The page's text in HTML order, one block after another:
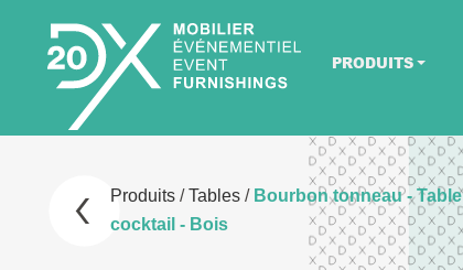
PRODUITS
Produits/Tables/ Bourbon tonneau - Table
cocktail - Bois